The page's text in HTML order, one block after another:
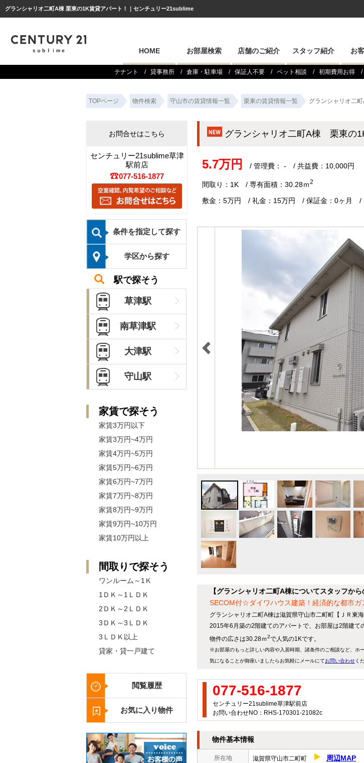
グランシャリオ二町A棟 栗東の1K賃貸アパート！｜センチュリー21sublime
HOME お部屋検索 店舗のご紹介 スタッフ紹介 お
テナント 貸事務所 倉庫・駐車場 保証人不要 ペット相談 初期費用お得
TOPページ 物件検索 守山市の賃貸情報一覧 栗東の賃貸情報一覧 グランシャリオ二
グランシャリオ二町A棟 栗東の
5.7万円 / 管理費： - / 共益費：10,000円
間取り：1K / 専有面積：30.28ｍ2
敷金：5万円 / 礼金：15万円 / 保証金：0ヶ月 /
【グランシャリオ二町A棟についてスタッフから
SECOM付☆ダイワハウス建築！経済的な都市
グランシャリオ二町A棟は滋賀県守山市二町町【ＪＲ東
2015年6月築の2階建てのアパートで、お部屋は2階建て
物件の広さは30.28ｍ2で人気の1Kです。
※お部屋のもっと詳しい内容や入居時期、諸条件のご相談など、ホ
気になることが御座いましたらお気軽にメールにてお問い合わせく
077-516-1877
センチュリー21sublime草津駅前店
お問い合わせNO：RHS-170301-21082c
物件基本情報
所在地 滋賀県守山市二町町 周辺MAP
お問合せはこちら
センチュリー21sublime草津
駅前店
077-516-1877
条件を指定して探す
学区から探す
駅で探そう
草津駅
南草津駅
大津駅
守山駅
家賃で探そう
家賃3万円以下
家賃3万円~4万円
家賃4万円~5万円
家賃5万円~6万円
家賃6万円~7万円
家賃7万円~8万円
家賃8万円~9万円
家賃9万円~10万円
家賃10万円以上
間取りで探そう
ワンルーム～1Ｋ
1ＤＫ～1ＬＤＫ
2ＤＫ～2ＬＤＫ
3ＤＫ～3ＬＤＫ
3ＬＤＫ以上
貸家・貸一戸建て
閲覧履歴
お気に入り物件